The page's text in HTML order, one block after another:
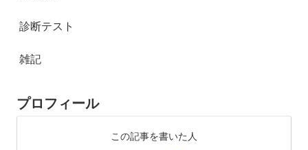
診断テスト
雑記
プロフィール
この記事を書いた人